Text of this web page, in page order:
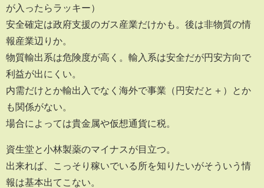
が入ったらラッキー）
安全確定は政府支援のガス産業だけかも。後は非物質の情
報産業辺りか。
物質輸出系は危険度が高く。輸入系は安全だが円安方向で
利益が出にくい。
内需だけとか輸出入でなく海外で事業（円安だと＋）とか
も関係がない。
場合によっては貴金属や仮想通貨に税。
資生堂と小林製薬のマイナスが目立つ。
出来れば、こっそり稼いでいる所を知りたいがそういう情
報は基本出てこない。